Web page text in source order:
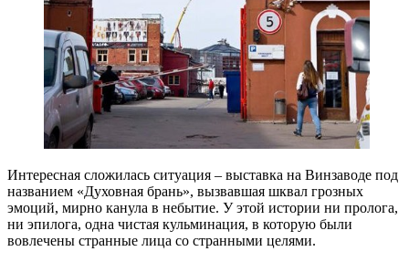
Интересная сложилась ситуация – выставка на Винзаводе под
названием «Духовная брань», вызвавшая шквал грозных
эмоций, мирно канула в небытие. У этой истории ни пролога,
ни эпилога, одна чистая кульминация, в которую были
вовлечены странные лица со странными целями.